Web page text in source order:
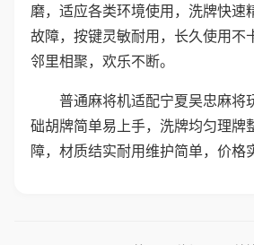
磨，适应各类环境使用，洗牌快速
故障，按键灵敏耐用，长久使用不
邻里相聚，欢乐不断。
普通麻将机适配宁夏吴忠麻将
础胡牌简单易上手，洗牌均匀理牌
障，材质结实耐用维护简单，价格